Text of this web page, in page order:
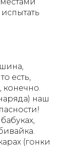
есть,
конечно.
наш
(гонки